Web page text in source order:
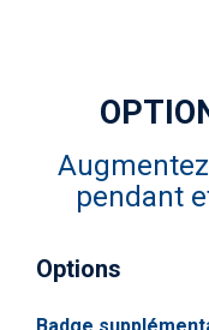
pendant
Options